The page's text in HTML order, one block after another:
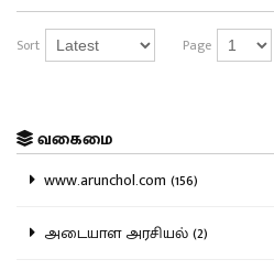
Sort Page
வகைமை
www.arunchol.com (156)
அடையாள அரசியல் (2)